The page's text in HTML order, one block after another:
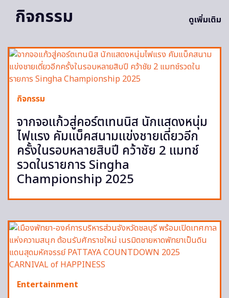
กิจกรรม ดูเพิ่มเติม
กิจกรรม
จากจอแก้วสู่คอร์ตเทนนิส นักแสดงหนุ่ม
ไฟแรง คัมแบ็คสนามแข่งชายเดี่ยวอีก
ครั้งในรอบหลายสิบปี คว้าชัย 2 แมทช์
รวดในรายการ Singha
Championship 2025
Entertainment